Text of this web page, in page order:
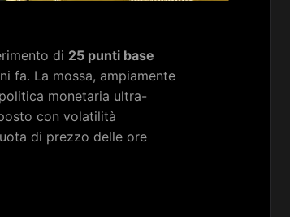
di 25 punti base
fa. La mossa, ampiamente
monetaria ultra-
con volatilità
di prezzo delle ore